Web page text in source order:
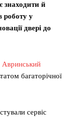
знаходити й
роботу у
двері до
багаторічної
сервіс